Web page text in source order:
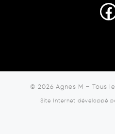
© 2026 Agnes M – Tous
Site Internet développé